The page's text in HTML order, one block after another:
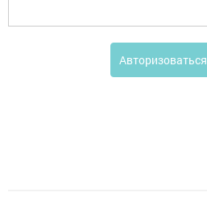
Авторизоваться